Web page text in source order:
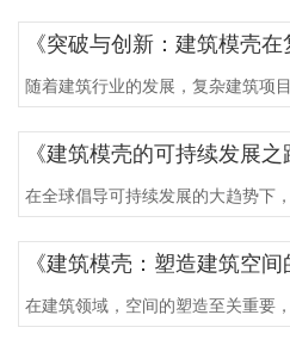
随着建筑行业的发展，复杂建筑项
《建筑模壳的可持续发展
在全球倡导可持续发展的大趋势下
《建筑模壳：塑造建筑空间
在建筑领域，空间的塑造至关重要